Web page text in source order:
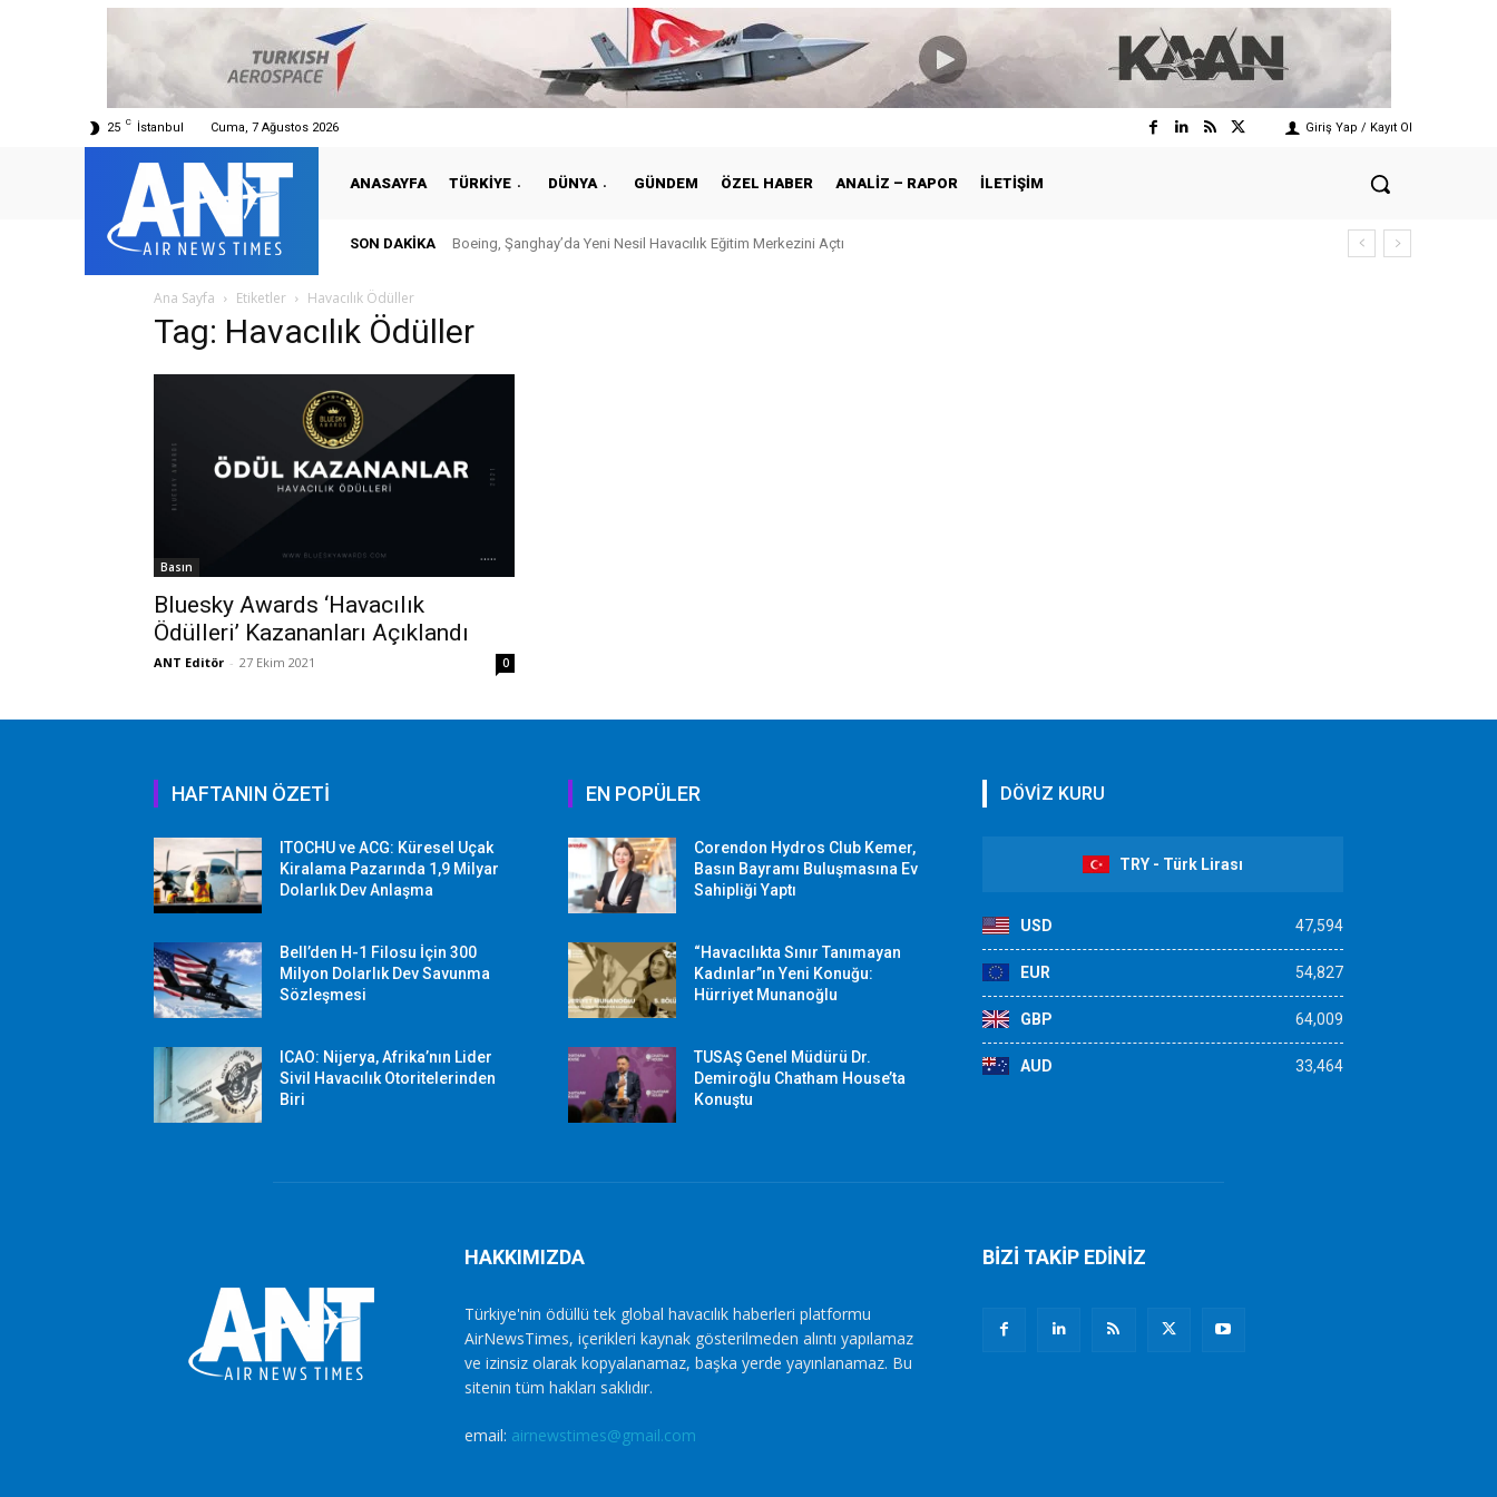
25 C İstanbul Cuma, 7 Ağustos 2026 Giriş Yap / Kayıt Ol
ANASAYFA TÜRKIYE DÜNYA GÜNDEM ÖZEL HABER ANALIZ – RAPOR İLETIŞIM
SON DAKIKA Boeing, Şanghay’da Yeni Nesil Havacılık Eğitim Merkezini Açtı
Ana Sayfa Etiketler Havacılık Ödüller
Tag: Havacılık Ödüller
Basın
Bluesky Awards ‘Havacılık
Ödülleri’ Kazananları Açıklandı
ANT Editör - 27 Ekim 2021 0
HAFTANIN ÖZETİ
ITOCHU ve ACG: Küresel Uçak
Kiralama Pazarında 1,9 Milyar
Dolarlık Dev Anlaşma
Bell’den H-1 Filosu İçin 300
Milyon Dolarlık Dev Savunma
Sözleşmesi
ICAO: Nijerya, Afrika’nın Lider
Sivil Havacılık Otoritelerinden
Biri
EN POPÜLER
Corendon Hydros Club Kemer,
Basın Bayramı Buluşmasına Ev
Sahipliği Yaptı
“Havacılıkta Sınır Tanımayan
Kadınlar”ın Yeni Konuğu:
Hürriyet Munanoğlu
TUSAŞ Genel Müdürü Dr.
Demiroğlu Chatham House’ta
Konuştu
DÖVİZ KURU
TRY - Türk Lirası
USD 47,594
EUR 54,827
GBP 64,009
AUD 33,464
HAKKIMIZDA
Türkiye'nin ödüllü tek global havacılık haberleri platformu
AirNewsTimes, içerikleri kaynak gösterilmeden alıntı yapılamaz
ve izinsiz olarak kopyalanamaz, başka yerde yayınlanamaz. Bu
sitenin tüm hakları saklıdır.
email: airnewstimes@gmail.com
BİZİ TAKİP EDİNİZ